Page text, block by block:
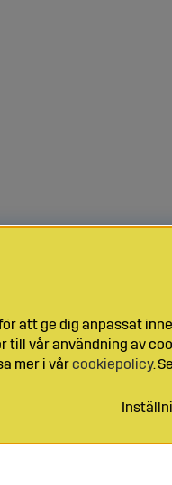
att ge dig anpassat
vår användning av
mer i vårcookiepolicy.